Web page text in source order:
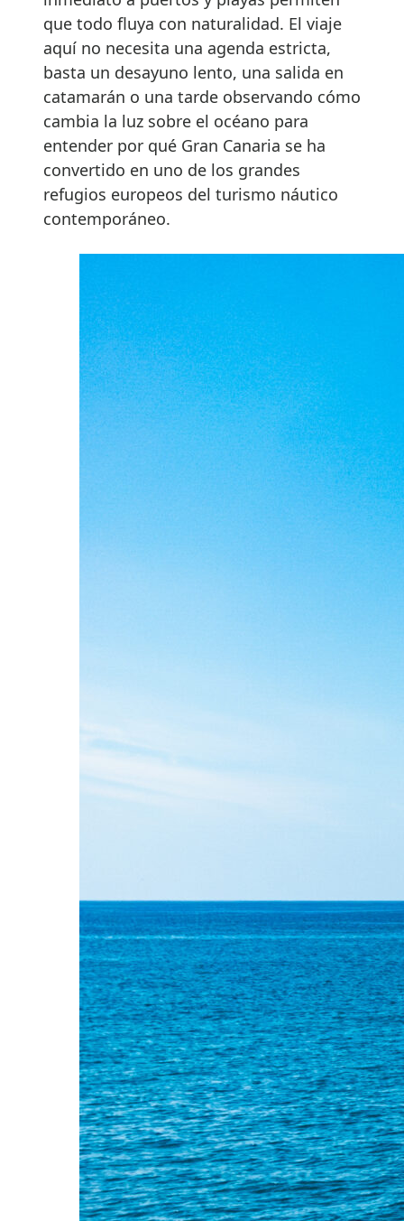
que todo fluya con naturalidad. El viaje
aquí no necesita una agenda estricta,
basta un desayuno lento, una salida en
catamarán o una tarde observando cómo
cambia la luz sobre el océano para
entender por qué Gran Canaria se ha
convertido en uno de los grandes
refugios europeos del turismo náutico
contemporáneo.